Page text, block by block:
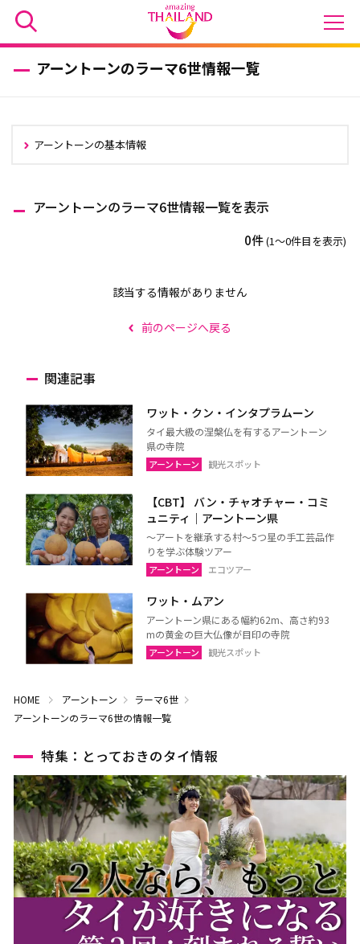
アーントーンのラーマ6世情報一覧
アーントーンの基本情報
アーントーンのラーマ6世情報一覧を表示
0件(1〜0件目を表示)
該当する情報がありません
前のページへ戻る
関連記事
ワット・クン・インタプラムーン
タイ最大級の涅槃仏を有するアーントーン
県の寺院
アーントーン 観光スポット
【CBT】 バン・チャオチャー・コミ
ュニティ｜アーントーン県
～アートを継承する村～5つ星の手工芸品作
りを学ぶ体験ツアー
アーントーン エコツアー
ワット・ムアン
アーントーン県にある幅約62m、高さ約93
mの黄金の巨大仏像が目印の寺院
アーントーン 観光スポット
HOME アーントーン
ラーマ6世
アーントーンのラーマ6世の情報一覧
特集：とっておきのタイ情報